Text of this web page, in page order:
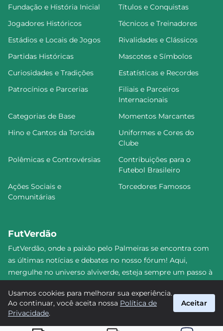
Fundação e História Inicial
Títulos e Conquistas
Jogadores Históricos
Técnicos e Treinadores
Estádios e Locais de Jogos
Rivalidades e Clássicos
Partidas Históricas
Mascotes e Símbolos
Curiosidades e Tradições
Estatísticas e Recordes
Patrocínios e Parcerias
Filiais e Parceiros
Internacionais
Categorias de Base
Momentos Marcantes
Hino e Cantos da Torcida
Uniformes e Cores do
Clube
Polêmicas e Controvérsias
Contribuições para o
Futebol Brasileiro
Ações Sociais e
Comunitárias
Torcedores Famosos
FutVerdão
FutVerdão, onde a paixão pelo Palmeiras se encontra com
as últimas notícias e debates no nosso fórum! Aqui,
mergulhe no universo alviverde, esteja sempre um passo à
comunidade. Junte-se a nós nesta jornada emocionante!
#Palmeiras #FutVerdão
Usamos cookies para melhorar sua experiência.
Ao continuar, você aceita nossa Política de
Privacidade.
Aceitar